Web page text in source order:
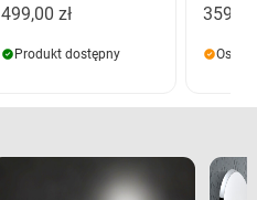
499,00 zł
Produkt dostępny
359,00